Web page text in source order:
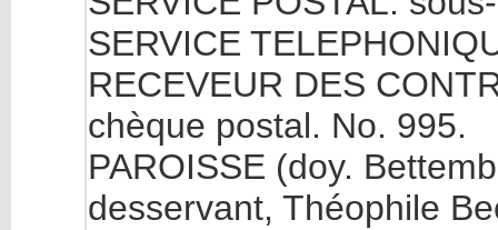
SERVICE
RECEVEUR DES
chèque postal. No. 995.
PAROISSE (doy.
desservant, Théophile